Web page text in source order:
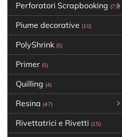
Perforatori Scrapbooking (73)
Piume decorative (10)
PolyShrink (5)
Primer (5)
Quilling (4)
Resina (47)
Rivettatrici e Rivetti (15)